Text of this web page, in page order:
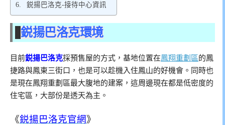
鋭揚巴洛克-接待中心資訊
鋭揚巴洛克環境
目前鋭揚巴洛克採預售屋的方式，基地位置在鳳翔重劃區的鳳
捷路與鳳東三街口，也是可以趁機入住鳳山的好機會。同時也
是現在鳳翔重劃區最大腹地的建案，這周邊現在都是低密度的
住宅區，大部份是透天為主。
《鋭揚巴洛克官網》